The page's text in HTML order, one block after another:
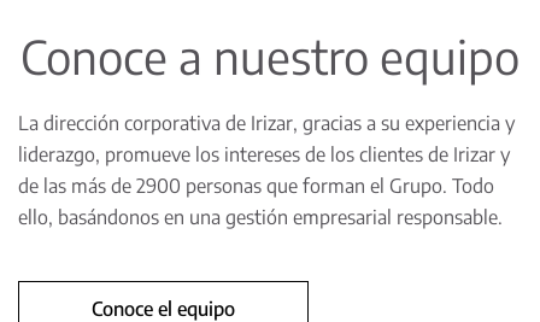
Conoce a nuestro equipo
La dirección corporativa de Irizar, gracias a su experiencia y
liderazgo, promueve los intereses de los clientes de Irizar y
de las más de 2900 personas que forman el Grupo. Todo
ello, basándonos en una gestión empresarial responsable.
Conoce el equipo